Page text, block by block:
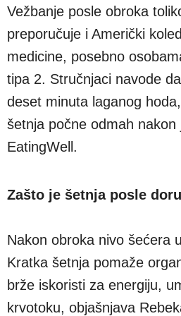
Vežbanje posle obroka
preporučuje i Američki
medicine, posebno
tipa 2. Stručnjaci navode
deset minuta laganog
šetnja počne odmah nakon
EatingWell.
Zašto je šetnja posle
Nakon obroka nivo šećera
Kratka šetnja pomaže
brže iskoristi za energiju,
krvotoku, objašnjava